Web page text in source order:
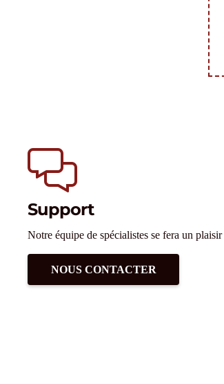
Support
Notre équipe de spécialistes se fera un
NOUS CONTACTER